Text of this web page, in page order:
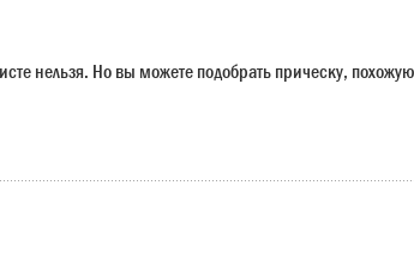
нельзя. Но вы можете подобрать прическу,